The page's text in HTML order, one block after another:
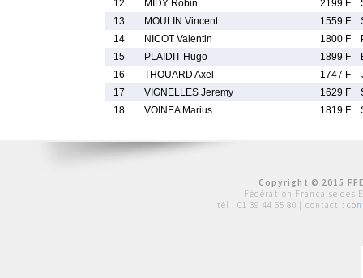
12
MIDY Robin 2199 F
13
MOULIN Vincent 1559 F
14
NICOT Valentin 1800 F
15
PLAIDIT Hugo 1899 F
16
THOUARD Axel 1747 F
17
VIGNELLES Jeremy 1629 F
18
VOINEA Marius 1819 F
Copyright © 2015
Fédération Française des
tél : 01 39 44 65 80 | contact :